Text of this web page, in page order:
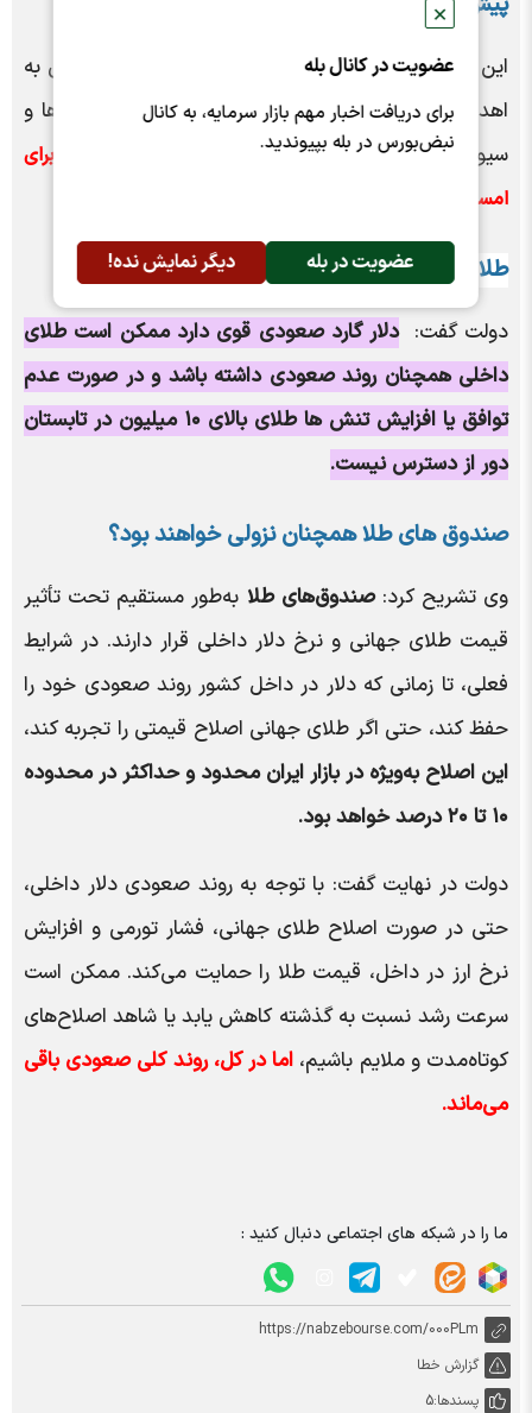
✕
عضویت در کانال بله
برای دریافت اخبار مهم بازار سرمایه، به کانال
نبض‌بورس در بله بپیوندید.
عضویت در بله دیگر نمایش نده!
این کارشناس بازارهای مالی تشریح کرد: ولی طلای جهانی به
اهداف خودش رسیده و از اینجا به بعد تبدیل دارایی ها و
سیو سودها کارش را سخت تر می‌کند و
فکر نمی کنم برای
امسال بالای ۳۵۰۰ دلار
طلا به گرمی ۱۰ میلیون تومان خواهد رسید؟
دولت گفت:دلار گارد صعودی قوی دارد ممکن است طلای
داخلی همچنان روند صعودی داشته باشد و در صورت عدم
توافق یا افزایش تنش ها طلای بالای ۱۰ میلیون در تابستان
دور از دسترس نیست.
صندوق های طلا همچنان نزولی خواهند بود؟
وی تشریح کرد:صندوق‌های طلا به‌طور مستقیم تحت تأثیر
قیمت طلای جهانی و نرخ دلار داخلی قرار دارند. در شرایط
فعلی، تا زمانی که دلار در داخل کشور روند صعودی خود را
حفظ کند، حتی اگر طلای جهانی اصلاح قیمتی را تجربه کند،
این اصلاح به‌ویژه در بازار ایران محدود و حداکثر در محدوده
۱۰ تا ۲۰ درصد خواهد بود.
دولت در نهایت گفت: با توجه به روند صعودی دلار داخلی،
حتی در صورت اصلاح طلای جهانی، فشار تورمی و افزایش
نرخ ارز در داخل، قیمت طلا را حمایت می‌کند. ممکن است
سرعت رشد نسبت به گذشته کاهش یابد یا شاهد اصلاح‌های
کوتاه‌مدت و ملایم باشیم، اما در کل، روند کلی صعودی باقی
می‌ماند.
ما را در شبکه های اجتماعی دنبال کنید :
https://nabzebourse.com/000PLm
گزارش خطا
پسندها:5